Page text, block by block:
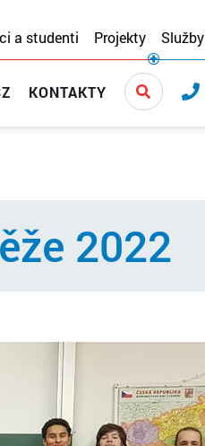
a studenti Projekty Služby
KONTAKTY
2022